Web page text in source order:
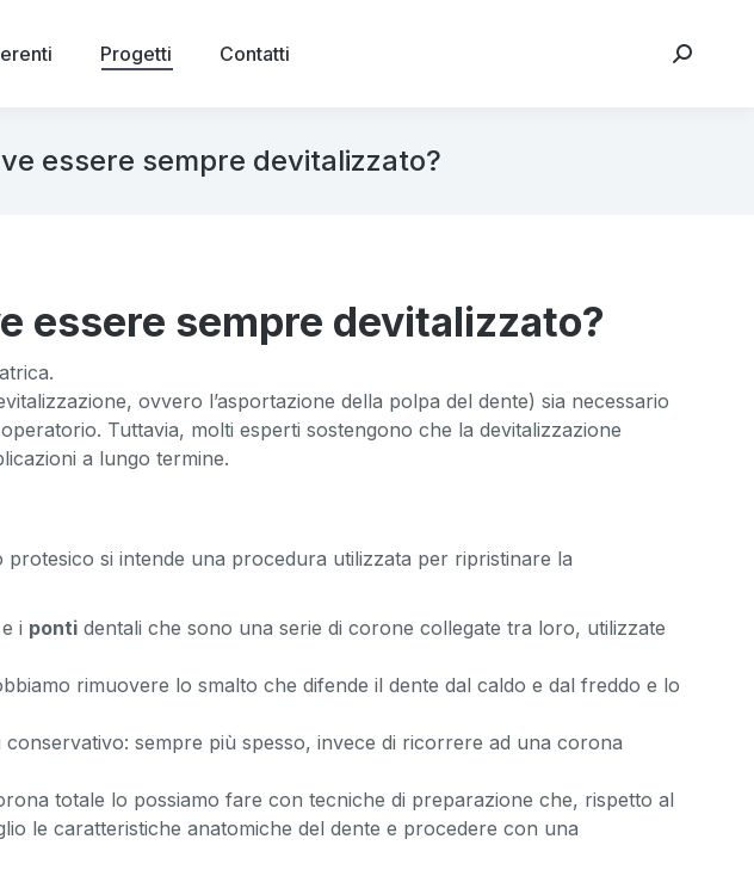
Progetti Contatti
essere sempre devitalizzato?
essere sempre devitalizzato?
ovvero l’asportazione della polpa del dente) sia necessario
Tuttavia, molti esperti sostengono che la devitalizzazione
a lungo termine.
si intende una procedura utilizzata per ripristinare la
i ponti dentali che sono una serie di corone collegate tra loro, utilizzate
rimuovere lo smalto che difende il dente dal caldo e dal freddo e lo
sempre più spesso, invece di ricorrere ad una corona
totale lo possiamo fare con tecniche di preparazione che, rispetto al
le caratteristiche anatomiche del dente e procedere con una